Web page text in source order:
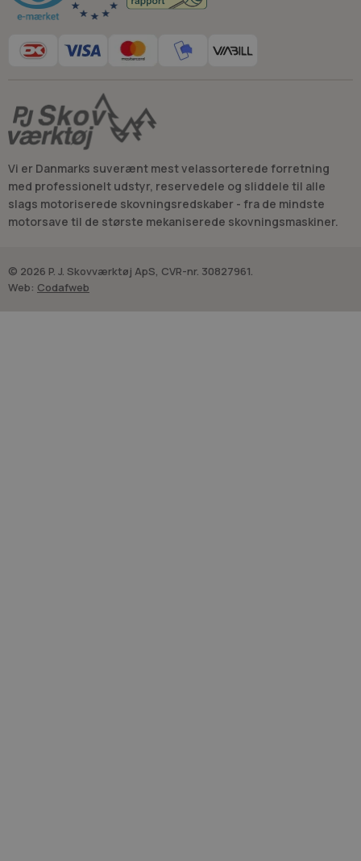
Vi er Danmarks suverænt mest velassorterede forretning
med professionelt udstyr, reservedele og sliddele til alle
slags motoriserede skovningsredskaber - fra de mindste
motorsave til de største mekaniserede skovningsmaskiner.
© 2026 P. J. Skovværktøj ApS, CVR-nr. 30827961.
Web: Codafweb